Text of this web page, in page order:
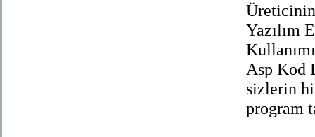
Yazılım
Asp Kod
sizlerin
program